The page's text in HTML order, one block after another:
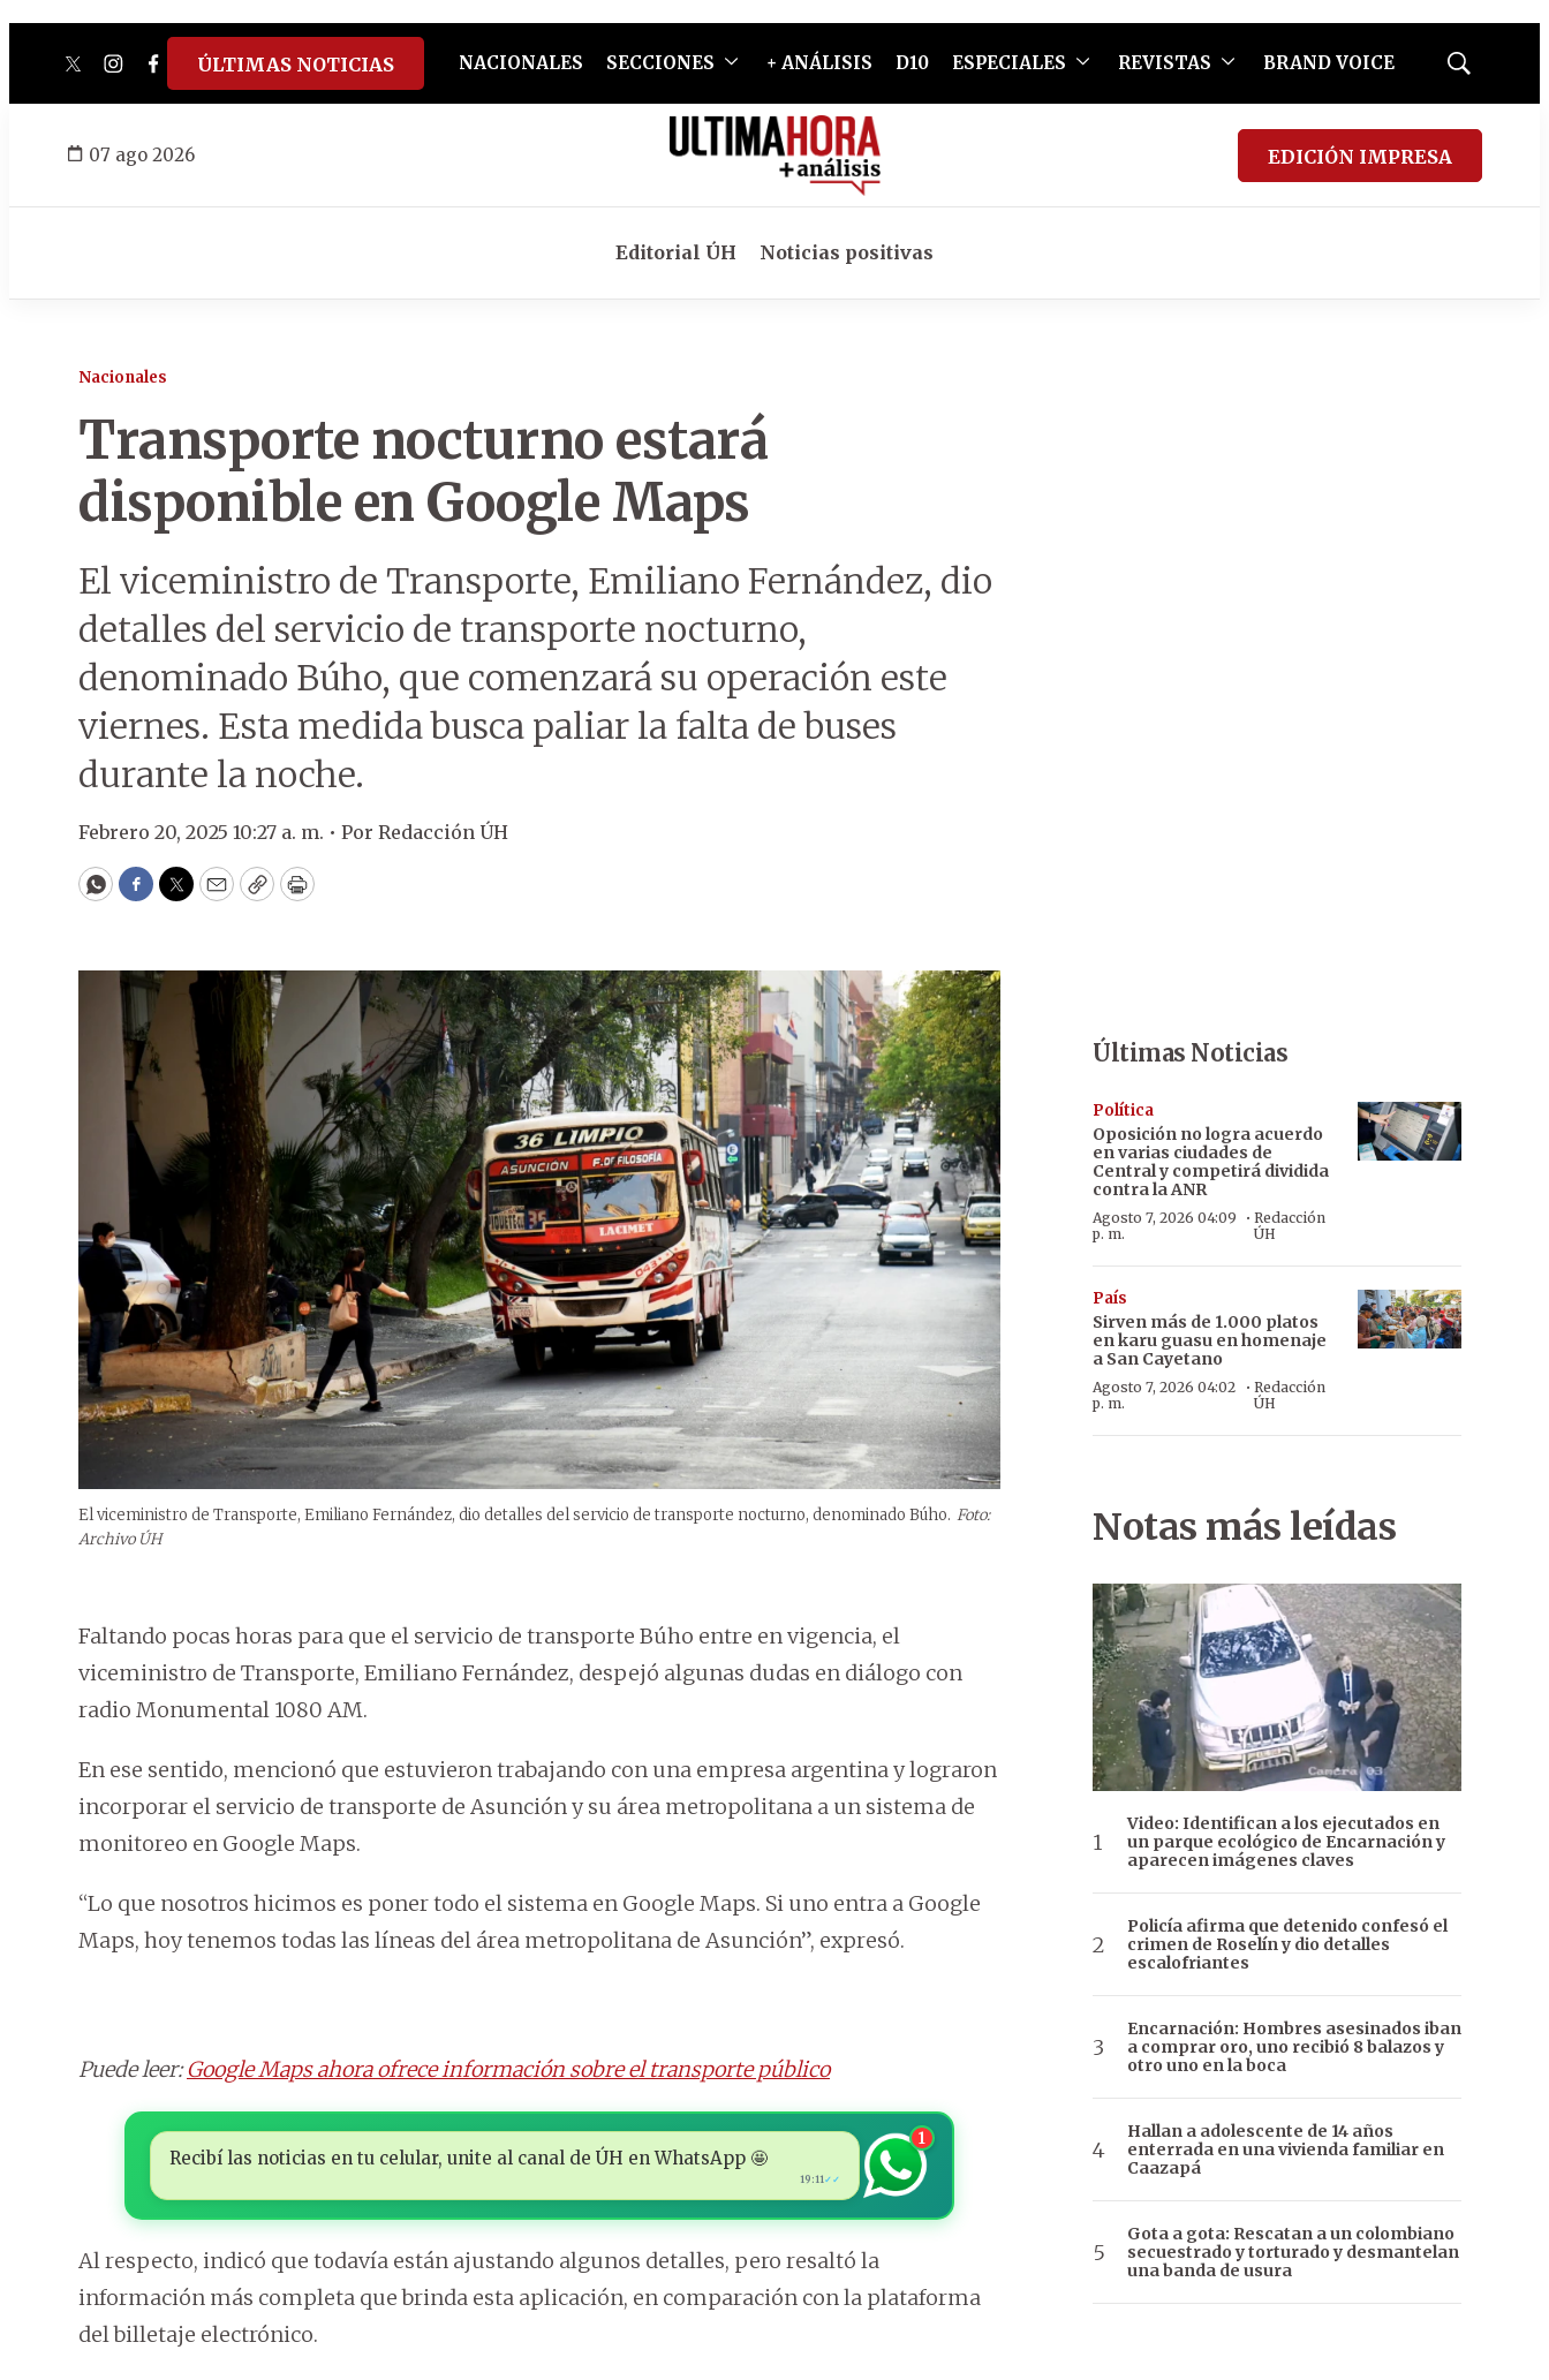
twitterinstagram
facebook
tiktokyoutube
spotify
ÚLTIMAS NOTICIAS NACIONALES SECCIONES + ANÁLISIS D10 ESPECIALES REVISTAS BRAND VOICE
Mostrar
07 ago 2026 EDICIÓN IMPRESA
Editorial ÚH Noticias positivas
Nacionales
Transporte nocturno estará
disponible en Google Maps
El viceministro de Transporte, Emiliano Fernández, dio
detalles del servicio de transporte nocturno,
denominado Búho, que comenzará su operación este
viernes. Esta medida busca paliar la falta de buses
durante la noche.
Febrero 20, 2025 10:27 a. m. • Por Redacción ÚH
WhatsApp
Facebook
Twitter
EmailCopyPrint
El viceministro de Transporte, Emiliano Fernández, dio detalles del servicio de transporte nocturno, denominado Búho. Foto:
Archivo ÚH
Faltando pocas horas para que el servicio de transporte Búho entre en vigencia, el
viceministro de Transporte, Emiliano Fernández, despejó algunas dudas en diálogo con
radio Monumental 1080 AM.
En ese sentido, mencionó que estuvieron trabajando con una empresa argentina y lograron
incorporar el servicio de transporte de Asunción y su área metropolitana a un sistema de
monitoreo en Google Maps.
“Lo que nosotros hicimos es poner todo el sistema en Google Maps. Si uno entra a Google
Maps, hoy tenemos todas las líneas del área metropolitana de Asunción”, expresó.
Puede leer:Google Maps ahora ofrece información sobre el transporte público
Recibí las noticias en tu celular, unite al canal de ÚH en WhatsApp 🤩
19:11✓✓
1
Al respecto, indicó que todavía están ajustando algunos detalles, pero resaltó la
información más completa que brinda esta aplicación, en comparación con la plataforma
del billetaje electrónico.
Últimas Noticias
Política
Oposición no logra acuerdo
en varias ciudades de
Central y competirá dividida
contra la ANR
Agosto 7, 2026 04:09
p. m.
· Redacción
ÚH
País
Sirven más de 1.000 platos
en karu guasu en homenaje
a San Cayetano
Agosto 7, 2026 04:02
p. m.
· Redacción
ÚH
Notas más leídas
Video: Identifican a los ejecutados en
un parque ecológico de Encarnación y
aparecen imágenes claves
Policía afirma que detenido confesó el
crimen de Roselín y dio detalles
escalofriantes
Encarnación: Hombres asesinados iban
a comprar oro, uno recibió 8 balazos y
otro uno en la boca
Hallan a adolescente de 14 años
enterrada en una vivienda familiar en
Caazapá
Gota a gota: Rescatan a un colombiano
secuestrado y torturado y desmantelan
una banda de usura